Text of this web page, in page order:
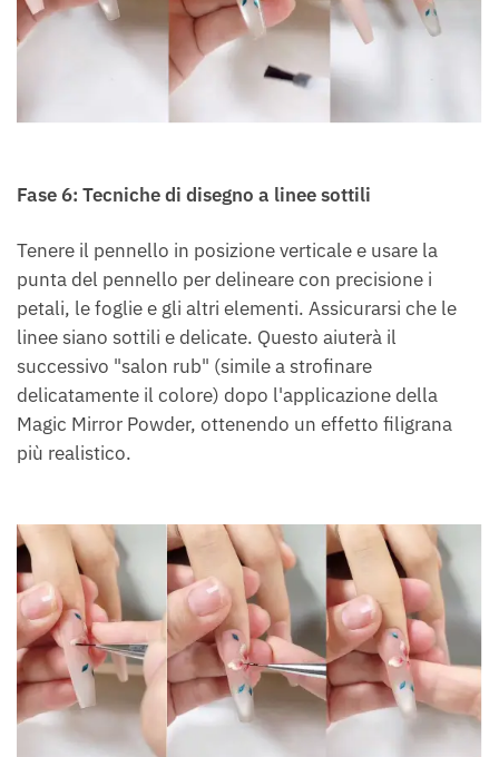
Fase 6: Tecniche di disegno a linee sottili
Tenere il pennello in posizione verticale e usare la
punta del pennello per delineare con precisione i
petali, le foglie e gli altri elementi. Assicurarsi che le
linee siano sottili e delicate. Questo aiuterà il
successivo "salon rub" (simile a strofinare
delicatamente il colore) dopo l'applicazione della
Magic Mirror Powder, ottenendo un effetto filigrana
più realistico.